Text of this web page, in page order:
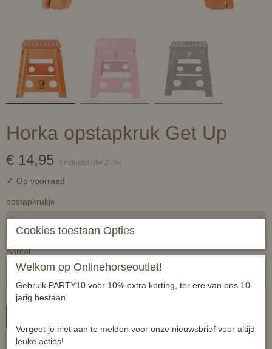
Horka opstapkruk Get Up
€ 14,95 (inclusief btw 21%)
✓ Op voorraad
opstapkrukje
Aantal
Cookies toestaan Opties
Welkom op Onlinehorseoutlet!
Gebruik PARTY10 voor 10% extra korting, ter ere van ons 10-
jarig bestaan.
Vergeet je niet aan te melden voor onze nieuwsbrief voor altijd
leuke acties!